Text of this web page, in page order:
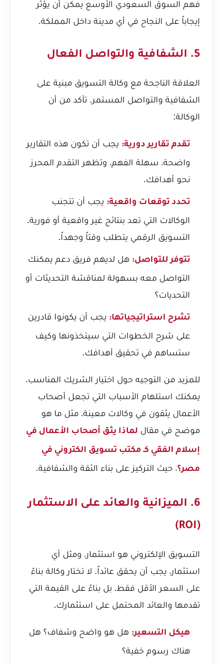
فهم السوق السعودي الأوسع يمكن أن يؤثر
إيجاباً على النجاح في أي مدينة داخل المملكة.
5. الشفافية والتواصل الفعال
العلاقة الناجحة مع وكالة التسويق مبنية على
الشفافية والتواصل المستمر. تأكد من أن
الوكالة:
تقدم تقارير دورية: يجب أن تكون هذه التقارير
واضحة، سهلة الفهم، وتظهر التقدم المحرز
نحو أهدافك.
تحدد توقعات واقعية: يجب أن تتجنب
الوكالات التي تعد بنتائج غير واقعية أو فورية.
التسويق الرقمي يتطلب وقتاً وجهداً.
تتوفر للتواصل: هل لديهم فريق دعم يمكنك
التواصل معه بسهولة لمناقشة التحديثات أو
التحديات؟
تشرح استراتيجياتها: يجب أن يكونوا قادرين
على شرح الخطوات التي سيتخذونها وكيف
ستساهم في تحقيق أهدافك.
للمزيد من التوجيه حول اختيار الشريك المناسب،
يمكنك استلهام الأسباب التي تجعل أصحاب
الأعمال يثقون في وكالات معينة، مثل ما هو
موضح في مقال لماذا يثق أصحاب الأعمال في
إسلام الفقي كـ مكتب تسويق الكتروني في
مصر؟، حيث التركيز على بناء الثقة والشفافية.
6. الميزانية والعائد على الاستثمار
(ROI)
التسويق الإلكتروني هو استثمار، ومثل أي
استثمار، يجب أن يحقق عائداً. لا تختار وكالة بناءً
على السعر الأقل فقط، بل بناءً على القيمة التي
تقدمها والعائد المحتمل على استثمارك.
هيكل التسعير: هل هو واضح وشفاف؟ هل
هناك رسوم خفية؟